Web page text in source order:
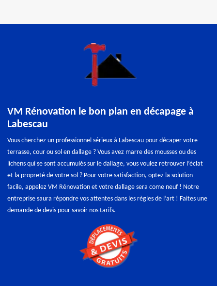
VM Rénovation le bon plan en décapage à
Labescau
Vous cherchez un professionnel sérieux à Labescau pour décaper votre
terrasse, cour ou sol en dallage ? Vous avez marre des mousses ou des
lichens qui se sont accumulés sur le dallage, vous voulez retrouver l’éclat
et la propreté de votre sol ? Pour votre satisfaction, optez la solution
facile, appelez VM Rénovation et votre dallage sera come neuf ! Notre
entreprise saura répondre vos attentes dans les règles de l’art ! Faites une
demande de devis pour savoir nos tarifs.